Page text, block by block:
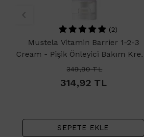
(2)
Mustela Vitamin Barrier 1-2-3
Cream - Pişik Önleyici Bakım
50ml
349,90TL
314,92 TL
SEPETE EKLE